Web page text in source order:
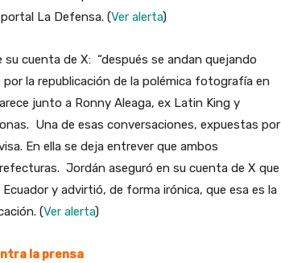
La Defensa. (Ver alerta)
cuenta de X: “después se andan quejando
la republicación de la polémica fotografía en
junto a Ronny Aleaga, ex Latin King y
Una de esas conversaciones, expuestas por
En ella se deja entrever que ambos
Jordán aseguró en su cuenta de X que
y advirtió, de forma irónica, que esa es la
(Ver alerta)
la prensa